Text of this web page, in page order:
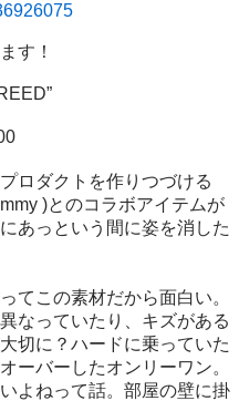
す！
ロダクトを作りつづける
)とのコラボアイテムが
あっという間に姿を消した
てこの素材だから面白い。
なっていたり、キズがある
切に？ハードに乗っていた
ーバーしたオンリーワン。
よねって話。部屋の壁に掛